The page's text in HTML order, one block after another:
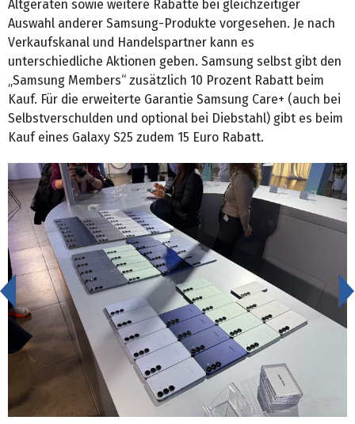
Altgeräten sowie weitere Rabatte bei gleichzeitiger
Auswahl anderer Samsung-Produkte vorgesehen. Je nach
Verkaufskanal und Handelspartner kann es
unterschiedliche Aktionen geben. Samsung selbst gibt den
„Samsung Members“ zusätzlich 10 Prozent Rabatt beim
Kauf. Für die erweiterte Garantie Samsung Care+ (auch bei
Selbstverschulden und optional bei Diebstahl) gibt es beim
Kauf eines Galaxy S25 zudem 15 Euro Rabatt.
<